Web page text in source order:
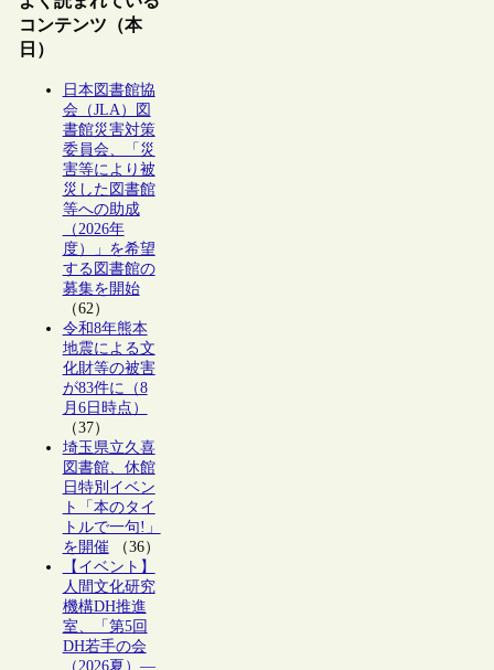
コンテンツ（本
日）
日本図書館協
会（JLA）図
書館災害対策
委員会、「災
害等により被
災した図書館
等への助成
（2026年
度）」を希望
する図書館の
募集を開始
（62）
令和8年熊本
地震による文
化財等の被害
が83件に（8
月6日時点）
（37）
埼玉県立久喜
図書館、休館
日特別イベン
ト「本のタイ
トルで一句!」
を開催（36）
【イベント】
人間文化研究
機構DH推進
室、「第5回
DH若手の会
（2026夏）―